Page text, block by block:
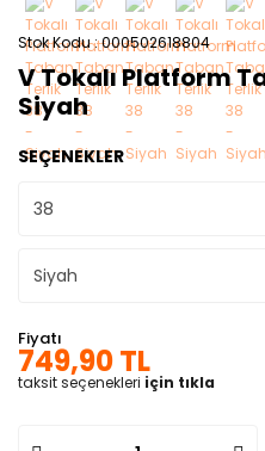
Stok Kodu 000502618804
V Tokalı Platform
Siyah
SEÇENEKLER
Fiyatı
749,90 TL
taksit seçenekleri için tıkla